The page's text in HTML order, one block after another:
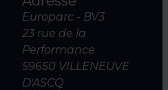
Europarc - BV3
23 rue de la
Performance
59650 VILLENEUVE
D'ASCQ